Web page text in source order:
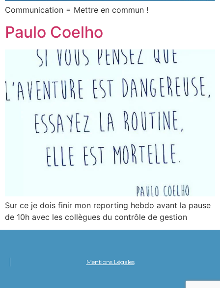
Communication = Mettre en commun !
Paulo Coelho
Sur ce je dois finir mon reporting hebdo avant la pause
de 10h avec les collègues du contrôle de gestion
Mentions Légales